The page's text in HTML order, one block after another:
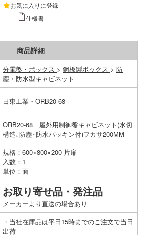
お気に入りに登録
仕様書
商品詳細
分電盤・ボックス > 鋼板製ボックス > 防
塵・防水型キャビネット
日東工業・ORB20-68
ORB20-68｜屋外用制御盤キャビネット(水切
構造､防塵･防水パッキン付)フカサ200MM
規格：600×800×200 片扉
入数：1
単位：面
お取り寄せ品・発注品
メーカーより直送の場合あり
・当社在庫品は平日15時までのご注文で当日
出荷